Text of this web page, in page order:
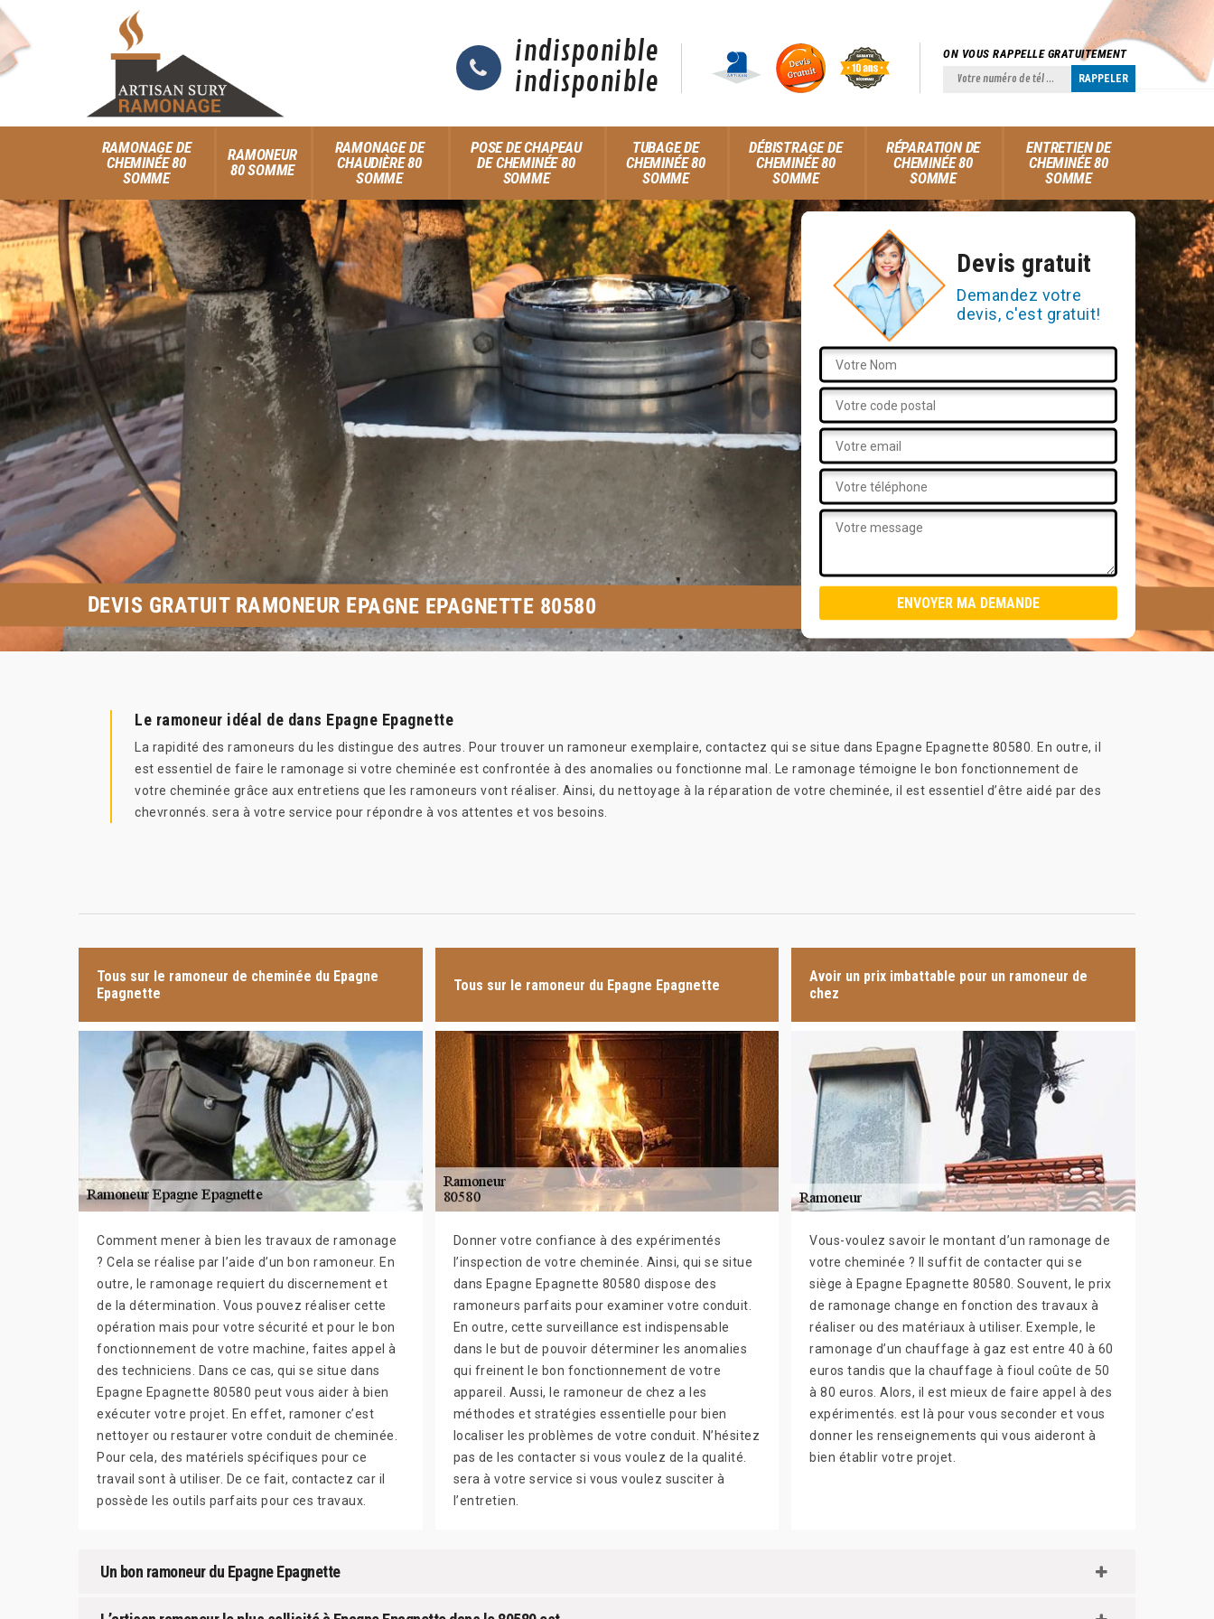
indisponible
indisponible
ON VOUS RAPPELLE GRATUITEMENT
RAMONAGE DE
CHEMINÉE 80
SOMME
RAMONEUR
80 SOMME
RAMONAGE DE
CHAUDIÈRE 80
SOMME
POSE DE CHAPEAU
DE CHEMINÉE 80
SOMME
TUBAGE DE
CHEMINÉE 80
SOMME
DÉBISTRAGE DE
CHEMINÉE 80
SOMME
RÉPARATION DE
CHEMINÉE 80
SOMME
ENTRETIEN DE
CHEMINÉE 80
SOMME
Devis gratuit
Demandez votre
devis, c'est gratuit!
DEVIS GRATUIT RAMONEUR EPAGNE EPAGNETTE 80580
Le ramoneur idéal de dans Epagne Epagnette
La rapidité des ramoneurs du les distingue des autres. Pour trouver un ramoneur exemplaire, contactez qui se situe dans Epagne Epagnette 80580. En outre, il
est essentiel de faire le ramonage si votre cheminée est confrontée à des anomalies ou fonctionne mal. Le ramonage témoigne le bon fonctionnement de
votre cheminée grâce aux entretiens que les ramoneurs vont réaliser. Ainsi, du nettoyage à la réparation de votre cheminée, il est essentiel d’être aidé par des
chevronnés. sera à votre service pour répondre à vos attentes et vos besoins.
Tous sur le ramoneur de cheminée du Epagne
Epagnette
Comment mener à bien les travaux de ramonage
? Cela se réalise par l’aide d’un bon ramoneur. En
outre, le ramonage requiert du discernement et
de la détermination. Vous pouvez réaliser cette
opération mais pour votre sécurité et pour le bon
fonctionnement de votre machine, faites appel à
des techniciens. Dans ce cas, qui se situe dans
Epagne Epagnette 80580 peut vous aider à bien
exécuter votre projet. En effet, ramoner c’est
nettoyer ou restaurer votre conduit de cheminée.
Pour cela, des matériels spécifiques pour ce
travail sont à utiliser. De ce fait, contactez car il
possède les outils parfaits pour ces travaux.
Tous sur le ramoneur du Epagne Epagnette
Donner votre confiance à des expérimentés
l’inspection de votre cheminée. Ainsi, qui se situe
dans Epagne Epagnette 80580 dispose des
ramoneurs parfaits pour examiner votre conduit.
En outre, cette surveillance est indispensable
dans le but de pouvoir déterminer les anomalies
qui freinent le bon fonctionnement de votre
appareil. Aussi, le ramoneur de chez a les
méthodes et stratégies essentielle pour bien
localiser les problèmes de votre conduit. N’hésitez
pas de les contacter si vous voulez de la qualité.
sera à votre service si vous voulez susciter à
l’entretien.
Avoir un prix imbattable pour un ramoneur de
chez
Vous-voulez savoir le montant d’un ramonage de
votre cheminée ? Il suffit de contacter qui se
siège à Epagne Epagnette 80580. Souvent, le prix
de ramonage change en fonction des travaux à
réaliser ou des matériaux à utiliser. Exemple, le
ramonage d’un chauffage à gaz est entre 40 à 60
euros tandis que la chauffage à fioul coûte de 50
à 80 euros. Alors, il est mieux de faire appel à des
expérimentés. est là pour vous seconder et vous
donner les renseignements qui vous aideront à
bien établir votre projet.
Un bon ramoneur du Epagne Epagnette